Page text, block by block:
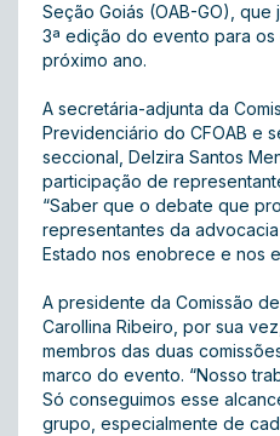
Seção Goiás (OAB-GO),
3ª edição do evento para os
próximo ano.
A secretária-adjunta da
Previdenciário do CFOAB e
seccional, Delzira Santos
participação de
“Saber que o debate que
representantes da
Estado nos enobrece e nos
A presidente da Comissão
Carollina Ribeiro, por sua
membros das duas
marco do evento. “Nosso
Só conseguimos esse
grupo, especialmente de